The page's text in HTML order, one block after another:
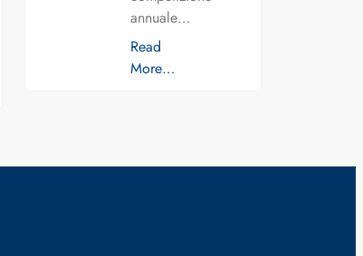
annuale…
Read
More…